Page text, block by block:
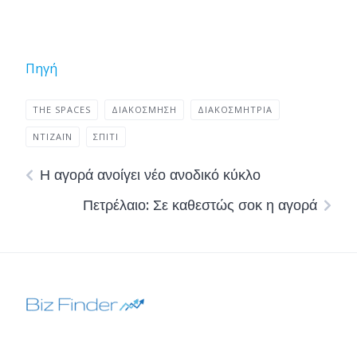
Πηγή
THE SPACES ΔΙΑΚΌΣΜΗΣΗ ΔΙΑΚΟΣΜΗΤΡΙΑ
ΝΤΙΖΑΪΝ ΣΠΙΤΙ
Η αγορά ανοίγει νέο ανοδικό κύκλο
Πετρέλαιο: Σε καθεστώς σοκ η αγορά